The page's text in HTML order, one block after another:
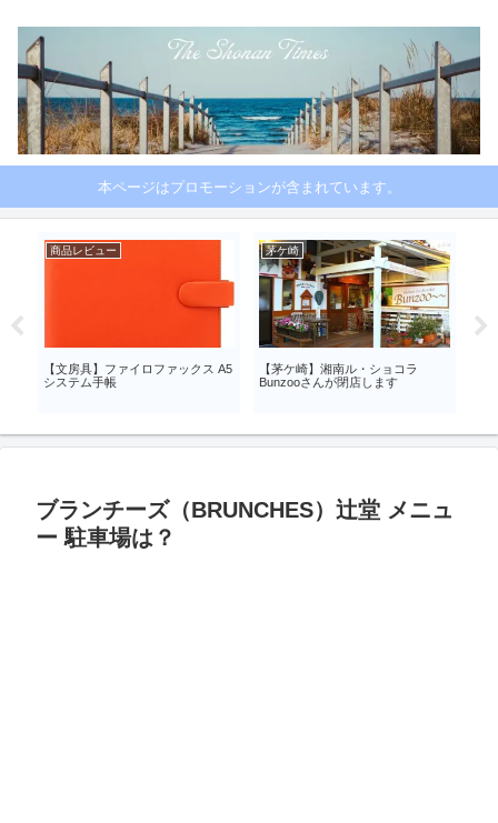
本ページはプロモーションが含まれています。
商品レビュー
【文房具】ファイロファックス A5
システム手帳
茅ケ崎
【茅ケ崎】湘南ル・ショコラ
Bunzooさんが閉店します
ブランチーズ（BRUNCHES）辻堂 メニュ
ー 駐車場は？